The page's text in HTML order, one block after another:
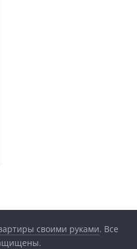
своими руками. Все